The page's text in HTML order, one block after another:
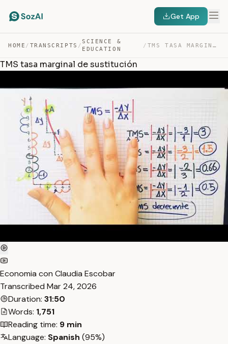
Get App
HOME / TRANSCRIPTS /
SCIENCE &
EDUCATION
/ TMS TASA MARGINAL DE SUSTITUCIÓN — TRANSCRIPT
TMS tasa marginal de sustitución
Economia con Claudia Escobar
Transcribed Mar 24, 2026
Duration: 31:50
Words: 1,751
Reading time: 9 min
Language: Spanish (95%)